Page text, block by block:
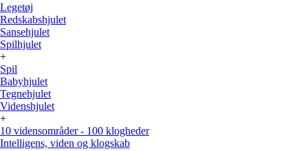
Legetøj
Redskabshjulet
Sansehjulet
Spilhjulet
+
Spil
Babyhjulet
Tegnehjulet
Videnshjulet
+
10 vidensområder - 100 klogheder
Intelligens, viden og klogskab